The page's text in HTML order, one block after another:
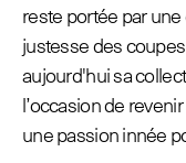
reste portée par
justesse des
aujourd'hui sa
l’occasion de
une passion innée
SPHERE - Paris
Magazine - Insider
Podcast Catwalk
Revisionner la Haute
Le Calendrier
2026-2027 est en
© Tara Levy